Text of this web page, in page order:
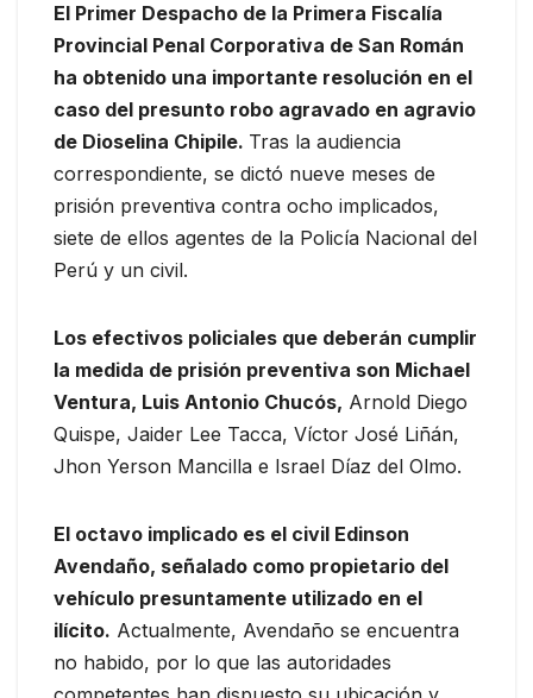
El Primer Despacho de la Primera Fiscalía
Provincial Penal Corporativa de San Román
ha obtenido una importante resolución en el
caso del presunto robo agravado en agravio
de Dioselina Chipile. Tras la audiencia
correspondiente, se dictó nueve meses de
prisión preventiva contra ocho implicados,
siete de ellos agentes de la Policía Nacional del
Perú y un civil.
Los efectivos policiales que deberán cumplir
la medida de prisión preventiva son Michael
Ventura, Luis Antonio Chucós, Arnold Diego
Quispe, Jaider Lee Tacca, Víctor José Liñán,
Jhon Yerson Mancilla e Israel Díaz del Olmo.
El octavo implicado es el civil Edinson
Avendaño, señalado como propietario del
vehículo presuntamente utilizado en el
ilícito. Actualmente, Avendaño se encuentra
no habido, por lo que las autoridades